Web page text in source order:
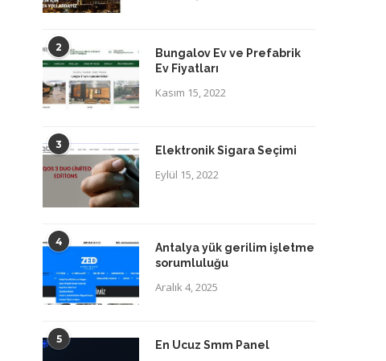
2
Bungalov Ev ve Prefabrik
Ev Fiyatları
Kasım 15, 2022
3 Elektronik Sigara Seçimi
Eylül 15, 2022
4
Antalya yük gerilim işletme
sorumluluğu
Aralık 4, 2025
5 En Ucuz Smm Panel